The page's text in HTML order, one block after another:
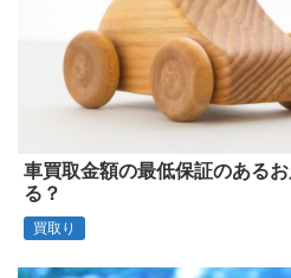
車買取金額の最低保証のある
る？
買取り